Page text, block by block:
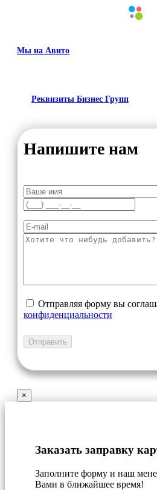
Мы на Авито
Реквизиты Бизнес Групп
Напишите нам
Отправляя форму вы
конфиденциальности
×
Заказать заправку
Заполните форму и наш
Вами в ближайшее время!